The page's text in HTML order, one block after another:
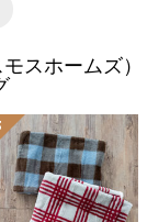
スホームズ）